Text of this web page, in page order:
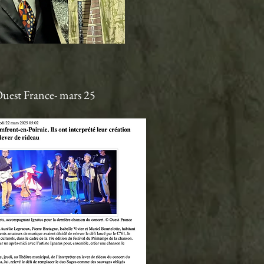
France- mars 25